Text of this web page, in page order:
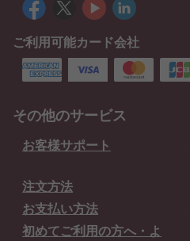
ご利用可能カード会社
その他のサービス
お客様サポート
注文方法
お支払い方法
初めてご利用の方へ・よ